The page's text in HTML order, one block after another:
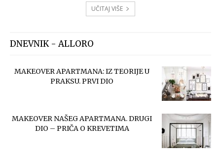
UČITAJ VIŠE
DNEVNIK - ALLORO
MAKEOVER APARTMANA: IZ TEORIJE U
PRAKSU. PRVI DIO
MAKEOVER NAŠEG APARTMANA. DRUGI
DIO – PRIČA O KREVETIMA